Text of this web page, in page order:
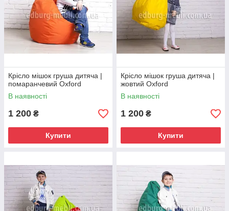
Крісло мішок груша дитяча |
помаранчевий Oxford
В наявності
1 200 ₴
Купити
Крісло мішок груша дитяча |
жовтий Oxford
В наявності
1 200 ₴
Купити